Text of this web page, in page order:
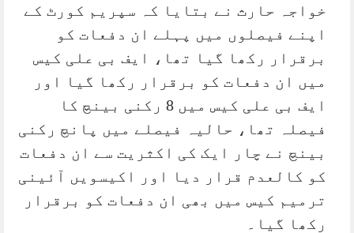
خواجہ حارث نے بتایا کہ سپریم کورٹ کے
اپنے فیصلوں میں پہلے ان دفعات کو
برقرار رکھا گیا تھا، ایف بی علی کیس
میں ان دفعات کو برقرار رکھا گیا اور
ایف بی علی کیس میں 8 رکنی بینچ کا
فیصلہ تھا، حالیہ فیصلے میں پانچ رکنی
بینچ نے چار ایک کی اکثریت سے ان دفعات
کو کالعدم قرار دیا اور اکیسویں آئینی
ترمیم کیس میں بھی ان دفعات کو برقرار
رکھا گیا۔